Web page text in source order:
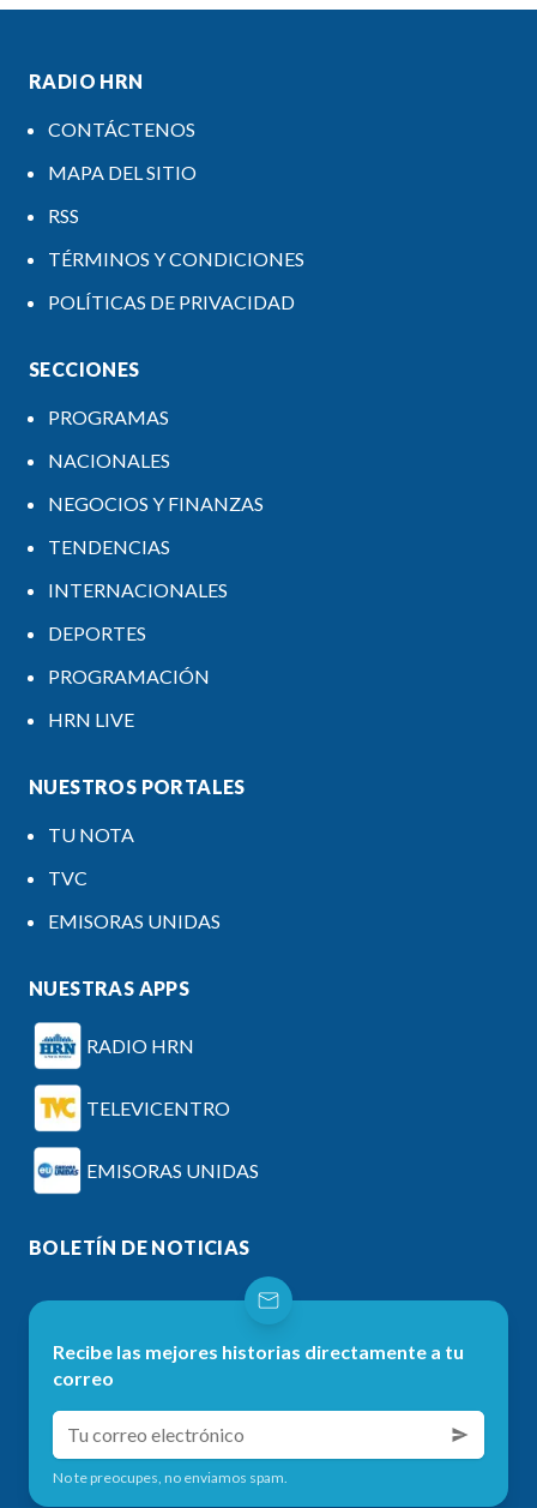
RADIO HRN
CONTÁCTENOS
MAPA DEL SITIO
RSS
TÉRMINOS Y CONDICIONES
POLÍTICAS DE PRIVACIDAD
SECCIONES
PROGRAMAS
NACIONALES
NEGOCIOS Y FINANZAS
TENDENCIAS
INTERNACIONALES
DEPORTES
PROGRAMACIÓN
HRN LIVE
NUESTROS PORTALES
TU NOTA
TVC
EMISORAS UNIDAS
NUESTRAS APPS
RADIO HRN
TELEVICENTRO
EMISORAS UNIDAS
BOLETÍN DE NOTICIAS
Recibe las mejores historias directamente a tu
correo
No te preocupes, no enviamos spam.